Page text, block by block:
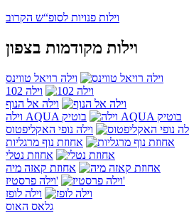
וילות פנויות לסופ“ש הקרוב
וילות מקודמות בצפון
וילה רויאל טווינס
וילה 102
וילה אל הנוף
וילה AQUA בוטיק
וילה נופי האקליפטוס
אחוזת נוף מרגליות
אחוזת נטלי
אחוזת קאזה מיה
וילה פרסטיז'
וילה לופז
גלאס האוס